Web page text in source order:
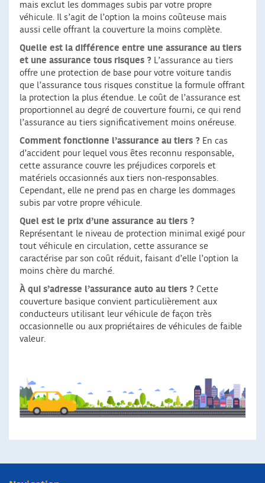
mais exclut les dommages subis par votre propre
véhicule. Il s’agit de l’option la moins coûteuse mais
aussi celle offrant la couverture la moins complète.
Quelle est la différence entre une assurance au tiers
et une assurance tous risques ? L’assurance au tiers
offre une protection de base pour votre voiture tandis
que l’assurance tous risques constitue la formule offrant
la protection la plus étendue. Le coût de l’assurance est
proportionnel au degré de couverture fourni, ce qui rend
l’assurance au tiers significativement moins onéreuse.
Comment fonctionne l’assurance au tiers ? En cas
d’accident pour lequel vous êtes reconnu responsable,
cette assurance couvre les préjudices corporels et
matériels occasionnés aux tiers non-responsables.
Cependant, elle ne prend pas en charge les dommages
subis par votre propre véhicule.
Quel est le prix d’une assurance au tiers ?
Représentant le niveau de protection minimal exigé pour
tout véhicule en circulation, cette assurance se
caractérise par son coût réduit, faisant d’elle l’option la
moins chère du marché.
À qui s’adresse l’assurance auto au tiers ? Cette
couverture basique convient particulièrement aux
conducteurs utilisant leur véhicule de façon très
occasionnelle ou aux propriétaires de véhicules de faible
valeur.